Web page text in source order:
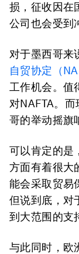
损，征收因在
公司也会受到
对于墨西哥来
自贸协定（
工作机会。值
对NAFTA。
哥的举动摇旗
可以肯定的是
方面有着很大
能会采取贸易
但说到底，对
到大范围的支
与此同时，欧